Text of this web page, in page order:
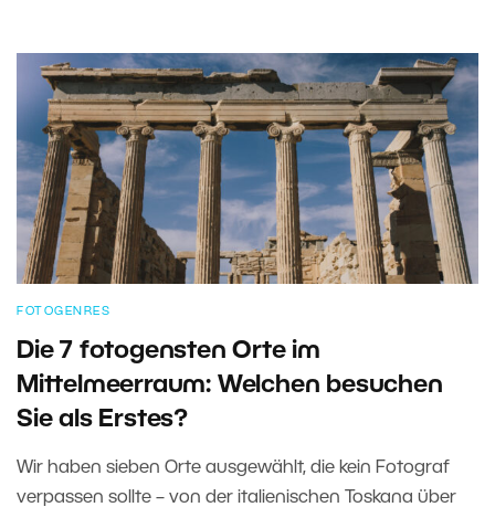
FOTOGENRES
Die 7 fotogensten Orte im
Mittelmeerraum: Welchen besuchen
Sie als Erstes?
Wir haben sieben Orte ausgewählt, die kein Fotograf
verpassen sollte – von der italienischen Toskana über